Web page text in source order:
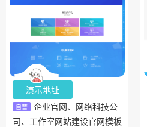
演示地址
自营
企业官网、网络科技公
司、工作室网站建设官网模板